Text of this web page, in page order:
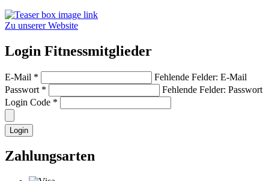
Zu unserer Website
Login Fitnessmitglieder
E-Mail *
Fehlende Felder: E-Mail
Passwort *
Fehlende Felder: Passwort
Login Code *
Login
Zahlungsarten